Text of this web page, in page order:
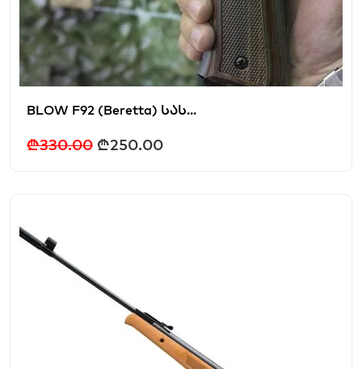
BLOW F92 (Beretta) სას...
₾330.00 ₾250.00